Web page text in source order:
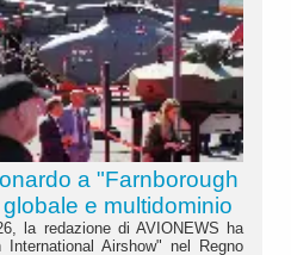
a "Farnborough
e multidominio
la redazione di AVIONEWS ha
International Airshow" nel Regno